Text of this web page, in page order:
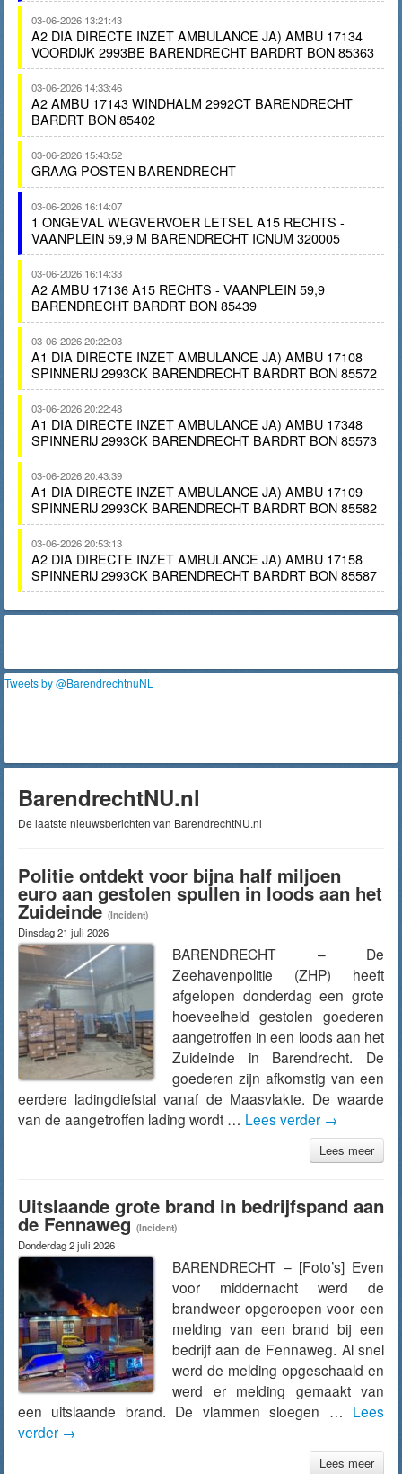
03-06-2026 13:21:43
A2 DIA DIRECTE INZET AMBULANCE JA) AMBU 17134
VOORDIJK 2993BE BARENDRECHT BARDRT BON 85363
03-06-2026 14:33:46
A2 AMBU 17143 WINDHALM 2992CT BARENDRECHT
BARDRT BON 85402
03-06-2026 15:43:52
GRAAG POSTEN BARENDRECHT
03-06-2026 16:14:07
1 ONGEVAL WEGVERVOER LETSEL A15 RECHTS -
VAANPLEIN 59,9 M BARENDRECHT ICNUM 320005
03-06-2026 16:14:33
A2 AMBU 17136 A15 RECHTS - VAANPLEIN 59,9
BARENDRECHT BARDRT BON 85439
03-06-2026 20:22:03
A1 DIA DIRECTE INZET AMBULANCE JA) AMBU 17108
SPINNERIJ 2993CK BARENDRECHT BARDRT BON 85572
03-06-2026 20:22:48
A1 DIA DIRECTE INZET AMBULANCE JA) AMBU 17348
SPINNERIJ 2993CK BARENDRECHT BARDRT BON 85573
03-06-2026 20:43:39
A1 DIA DIRECTE INZET AMBULANCE JA) AMBU 17109
SPINNERIJ 2993CK BARENDRECHT BARDRT BON 85582
03-06-2026 20:53:13
A2 DIA DIRECTE INZET AMBULANCE JA) AMBU 17158
SPINNERIJ 2993CK BARENDRECHT BARDRT BON 85587
Tweets by @BarendrechtnuNL
BarendrechtNU.nl
De laatste nieuwsberichten van BarendrechtNU.nl
Politie ontdekt voor bijna half miljoen
euro aan gestolen spullen in loods aan het
Zuideinde (Incident)
Dinsdag 21 juli 2026
BARENDRECHT – De
Zeehavenpolitie (ZHP) heeft
afgelopen donderdag een grote
hoeveelheid gestolen goederen
aangetroffen in een loods aan het
Zuideinde in Barendrecht. De
goederen zijn afkomstig van een
eerdere ladingdiefstal vanaf de Maasvlakte. De waarde
van de aangetroffen lading wordt … Lees verder →
Lees meer
Uitslaande grote brand in bedrijfspand aan
de Fennaweg (Incident)
Donderdag 2 juli 2026
BARENDRECHT – [Foto’s] Even
voor middernacht werd de
brandweer opgeroepen voor een
melding van een brand bij een
bedrijf aan de Fennaweg. Al snel
werd de melding opgeschaald en
werd er melding gemaakt van
een uitslaande brand. De vlammen sloegen … Lees
verder →
Lees meer